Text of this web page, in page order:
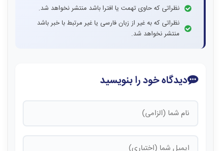
نظراتی که حاوی تهمت یا افترا باشد منتشر نخواهد شد.
نظراتی که به غیر از زبان فارسی یا غیر مرتبط با خبر باشد
منتشر نخواهد شد.
دیدگاه خود را بنویسید